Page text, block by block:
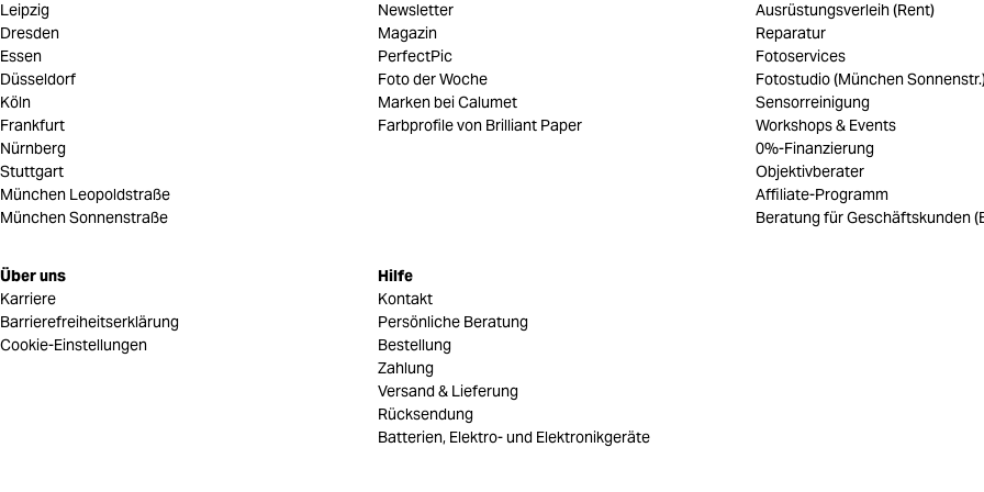
Leipzig
Dresden
Essen
Düsseldorf
Köln
Frankfurt
Nürnberg
Stuttgart
München Leopoldstraße
München Sonnenstraße
Über uns
Karriere
Barrierefreiheitserklärung
Cookie-Einstellungen
Newsletter
Magazin
PerfectPic
Foto der Woche
Marken bei Calumet
Farbprofile von Brilliant Paper
Hilfe
Kontakt
Persönliche Beratung
Bestellung
Zahlung
Versand & Lieferung
Rücksendung
Batterien, Elektro- und Elektronikgeräte
Ausrüstungsverleih (Rent)
Reparatur
Fotoservices
Fotostudio (München
Sensorreinigung
Workshops & Events
0%-Finanzierung
Objektivberater
Affiliate-Programm
Beratung für Geschäftskunden